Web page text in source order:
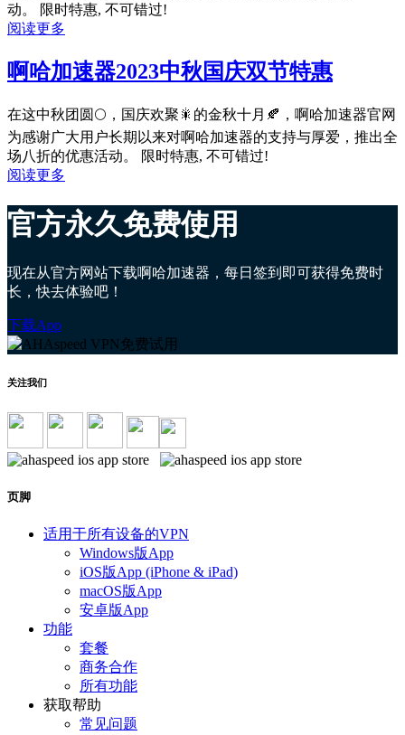
动。 限时特惠, 不可错过!
阅读更多
啊哈加速器2023中秋国庆双节特惠
在这中秋团圆🌕，国庆欢聚🎇的金秋十月🍂，啊哈加速器官网
为感谢广大用户长期以来对啊哈加速器的支持与厚爱，推出全
场八折的优惠活动。 限时特惠, 不可错过!
阅读更多
官方永久免费使用
现在从官方网站下载啊哈加速器，每日签到即可获得免费时
长，快去体验吧！
下载App
关注我们
页脚
适用于所有设备的VPN
Windows版App
iOS版App (iPhone & iPad)
macOS版App
安卓版App
功能
套餐
商务合作
所有功能
获取帮助
常见问题